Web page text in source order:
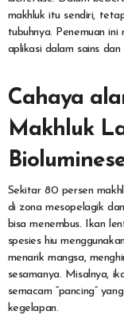
makhluk itu sendiri,
tubuhnya. Penemuan
aplikasi dalam sains dan
Cahaya
Makhluk
Sekitar 80 persen
di zona mesopelagik
bisa menembus. Ikan
spesies hiu
menarik mangsa,
sesamanya. Misalnya,
semacam “pancing”
kegelapan.